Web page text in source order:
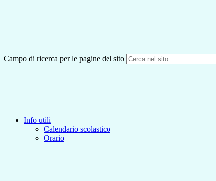
Campo di ricerca per le pagine del sito
Info utili
Calendario scolastico
Orario